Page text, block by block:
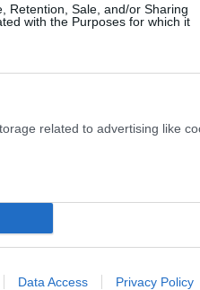
Retention, Sale, and/or Sharing
with the Purposes for which it
related to advertising like
Data Access Privacy Policy